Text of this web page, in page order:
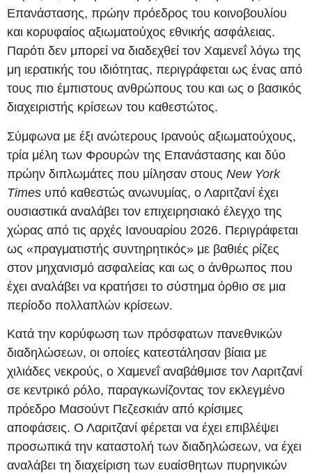
Επανάστασης, πρώην πρόεδρος του κοινοβουλίου
και κορυφαίος αξιωματούχος εθνικής ασφάλειας.
Παρότι δεν μπορεί να διαδεχθεί τον Χαμενεΐ λόγω της
μη ιερατικής του ιδιότητας, περιγράφεται ως ένας από
τους πιο έμπιστους ανθρώπους του και ως ο βασικός
διαχειριστής κρίσεων του καθεστώτος.
Σύμφωνα με έξι ανώτερους Ιρανούς αξιωματούχους,
τρία μέλη των Φρουρών της Επανάστασης και δύο
πρώην διπλωμάτες που μίλησαν στους New York
Times υπό καθεστώς ανωνυμίας, ο Λαριτζανί έχει
ουσιαστικά αναλάβει τον επιχειρησιακό έλεγχο της
χώρας από τις αρχές Ιανουαρίου 2026. Περιγράφεται
ως «πραγματιστής συντηρητικός» με βαθιές ρίζες
στον μηχανισμό ασφαλείας και ως ο άνθρωπος που
έχει αναλάβει να κρατήσει το σύστημα όρθιο σε μια
περίοδο πολλαπλών κρίσεων.
Κατά την κορύφωση των πρόσφατων πανεθνικών
διαδηλώσεων, οι οποίες κατεστάλησαν βίαια με
χιλιάδες νεκρούς, ο Χαμενεΐ αναβάθμισε τον Λαριτζανί
σε κεντρικό ρόλο, παραγκωνίζοντας τον εκλεγμένο
πρόεδρο Μασούντ Πεζεσκιάν από κρίσιμες
αποφάσεις. Ο Λαριτζανί φέρεται να έχει επιβλέψει
προσωπικά την καταστολή των διαδηλώσεων, να έχει
αναλάβει τη διαχείριση των ευαίσθητων πυρηνικών